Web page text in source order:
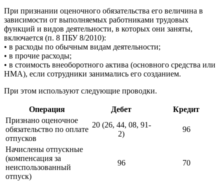
При признании оценочного обязательства его величина в
зависимости от выполняемых работниками трудовых
функций и видов деятельности, в которых они заняты,
включается (п. 8 ПБУ 8/2010):
• в расходы по обычным видам деятельности;
• в прочие расходы;
• в стоимость внеоборотного актива (основного средства или
НМА), если сотрудники занимались его созданием.
При этом используют следующие проводки.
Операция Дебет
Кредит
Признано оценочное
обязательство по оплате
отпусков
20 (26, 44, 08, 91-
2)
96
Начислены отпускные
(компенсация за
неиспользованный
отпуск)
96 70